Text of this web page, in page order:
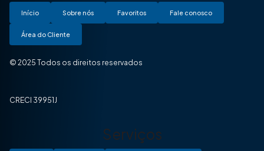
Início Sobre nós Favoritos Fale conosco
Área do Cliente
© 2025 Todos os direitos reservados
CRECI 39951J
Serviços